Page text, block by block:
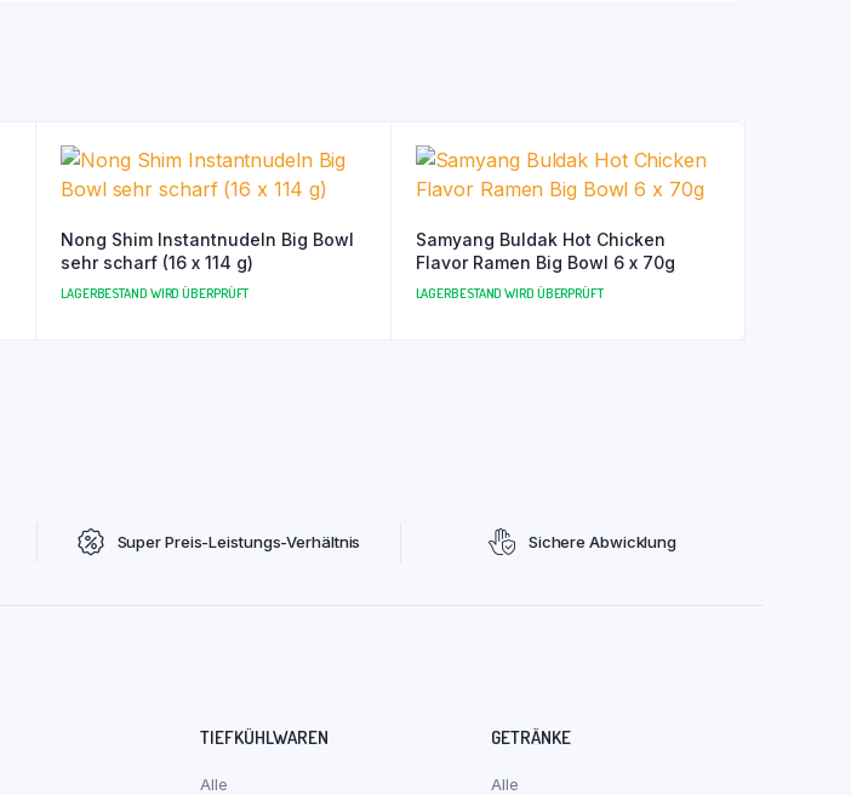
Nong Shim Instantnudeln Big Bowl
sehr scharf (16 x 114 g)
LAGERBESTAND WIRD ÜBERPRÜFT
Samyang Buldak Hot Chicken
Flavor Ramen Big Bowl 6 x 70g
LAGERBESTAND WIRD ÜBERPRÜFT
Super Preis-Leistungs-Verhältnis Sichere Abwicklung
TIEFKÜHLWAREN
Alle
GETRÄNKE
Alle